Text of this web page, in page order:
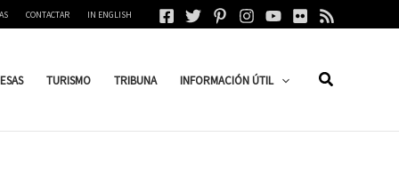
CONTACTAR IN ENGLISH
TURISMO TRIBUNA INFORMACIÓN ÚTIL